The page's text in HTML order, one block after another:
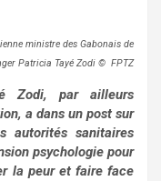
ministre des Gabonais de
Patricia Tayé Zodi © FPTZ
Zodi, par ailleurs
a dans un post sur
autorités sanitaires
psychologie pour
la peur et faire face